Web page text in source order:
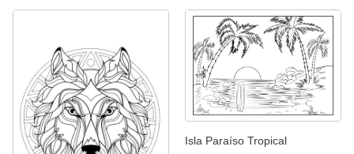
Isla Paraíso Tropical